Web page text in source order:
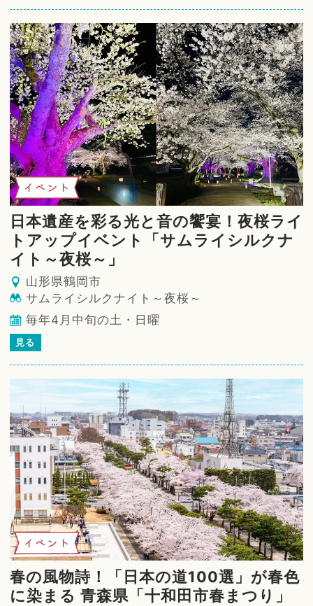
イベント
日本遺産を彩る光と音の饗宴！夜桜ライ
トアップイベント「サムライシルクナ
イト～夜桜～」
山形県鶴岡市
サムライシルクナイト～夜桜～
毎年4月中旬の土・日曜
見る
イベント
春の風物詩！「日本の道100選」が春色
に染まる 青森県「十和田市春まつり」